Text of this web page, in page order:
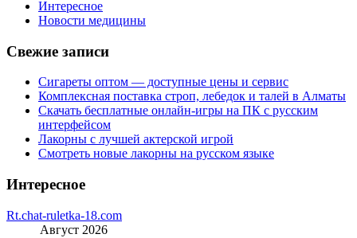
Интересное
Новости медицины
Свежие записи
Сигареты оптом — доступные цены и сервис
Комплексная поставка строп, лебедок и талей в Алматы
Скачать бесплатные онлайн-игры на ПК с русским
интерфейсом
Лакорны с лучшей актерской игрой
Смотреть новые лакорны на русском языке
Интересное
Rt.chat-ruletka-18.com
Август 2026